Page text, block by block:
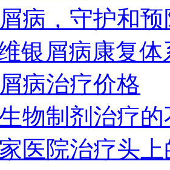
病，守护和
银屑病康复
病治疗价格
物制剂治疗
医院治疗头